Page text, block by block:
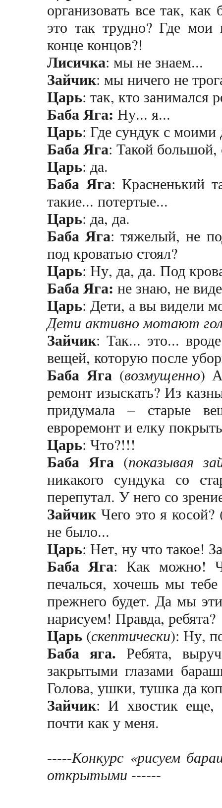
организовать все так,
это так трудно? Где
конце концов?!
Лисичка: мы не знаем...
Зайчик: мы ничего не
Царь: так, кто занимался
Баба Яга: Ну... я...
Царь: Где сундук с
Баба Яга: Такой
Царь: да.
Баба Яга: Красненький
такие... потертые...
Царь: да, да.
Баба Яга: тяжелый, не
под кроватью стоял?
Царь: Ну, да, да. Под
Баба Яга: не знаю, не
Царь: Дети, а вы видели
Дети активно мотают
Зайчик: Так... это...
вещей, которую после
Баба Яга(возмущенно)
ремонт изыскать? Из
придумала – старые
евроремонт и елку
Царь: Что?!!!
Баба Яга(показывая
никакого сундука со
перепутал. У него со
ЗайчикЧего это я косой?
не было...
Царь: Нет, ну что такое!
Баба Яга: Как можно!
печалься, хочешь мы
прежнего будет. Да мы
нарисуем! Правда, ребята?
Царь (скептически): Ну,
Баба яга. Ребята,
закрытыми глазами
Голова, ушки, тушка да
Зайчик: И хвостик еще,
почти как у меня.
-----Конкурс «рисуем
открытыми ------